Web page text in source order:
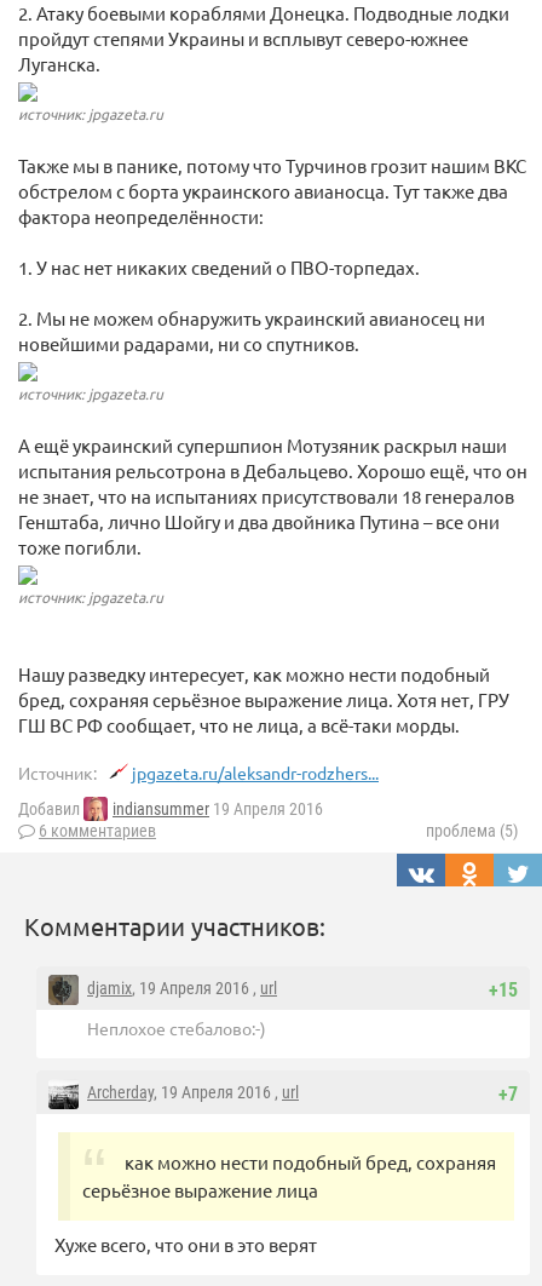
2. Атаку боевыми кораблями Донецка. Подводные лодки
пройдут степями Украины и всплывут северо-южнее
Луганска.
источник: jpgazeta.ru
Также мы в панике, потому что Турчинов грозит нашим ВКС
обстрелом с борта украинского авианосца. Тут также два
фактора неопределённости:
1. У нас нет никаких сведений о ПВО-торпедах.
2. Мы не можем обнаружить украинский авианосец ни
новейшими радарами, ни со спутников.
источник: jpgazeta.ru
А ещё украинский супершпион Мотузяник раскрыл наши
испытания рельсотрона в Дебальцево. Хорошо ещё, что он
не знает, что на испытаниях присутствовали 18 генералов
Генштаба, лично Шойгу и два двойника Путина – все они
тоже погибли.
источник: jpgazeta.ru
Нашу разведку интересует, как можно нести подобный
бред, сохраняя серьёзное выражение лица. Хотя нет, ГРУ
ГШ ВС РФ сообщает, что не лица, а всё-таки морды.
Источник: jpgazeta.ru/aleksandr-rodzhers...
Добавил indiansummer 19 Апреля 2016
6 комментариев
проблема (5)
Комментарии участников:
+15
djamix, 19 Апреля 2016 , url
Неплохое стебалово:-)
+7
Archerday, 19 Апреля 2016 , url
как можно нести подобный бред, сохраняя
серьёзное выражение лица
Хуже всего, что они в это верят